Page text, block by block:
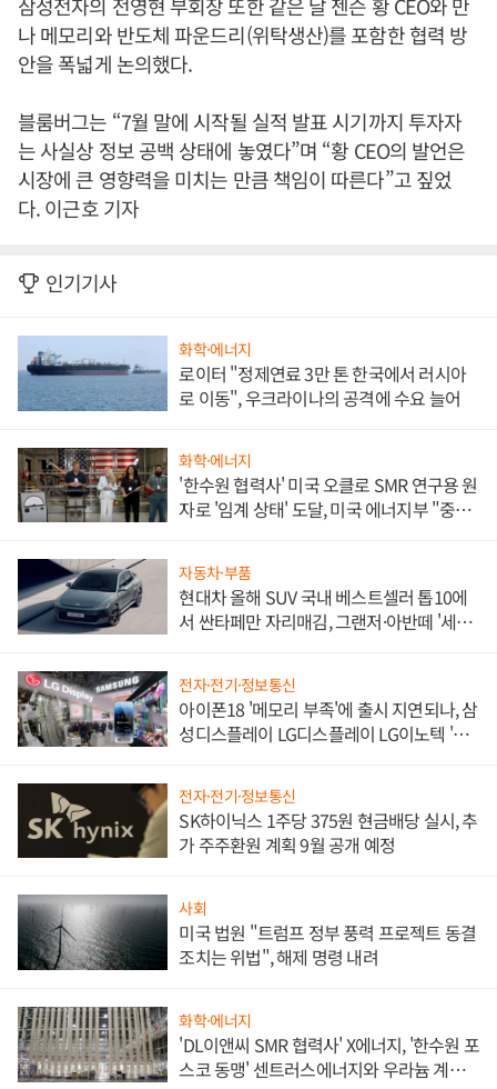
나 메모리와 반도체 파운드리(위탁생산)를 포함한 협력 방
안을 폭넓게 논의했다.
블룸버그는 “7월 말에 시작될 실적 발표 시기까지 투자자
는 사실상 정보 공백 상태에 놓였다”며 “황 CEO의 발언은
시장에 큰 영향력을 미치는 만큼 책임이 따른다”고 짚었
다. 이근호 기자
인기기사
화학·에너지
로이터 "정제연료 3만 톤 한국에서 러시아
로 이동", 우크라이나의 공격에 수요 늘어
화학·에너지
'한수원 협력사' 미국 오클로 SMR 연구용 원
자로 '임계 상태' 도달, 미국 에너지부 "중요
자동차·부품
현대차 올해 SUV 국내 베스트셀러 톱10에
서 싼타페만 자리매김, 그랜저·아반떼 '세단
전자·전기·정보통신
아이폰18 '메모리 부족'에 출시 지연되나, 삼
성디스플레이 LG디스플레이 LG이노텍 '탈
전자·전기·정보통신
SK하이닉스 1주당 375원 현금배당 실시, 추
가 주주환원 계획 9월 공개 예정
사회
미국 법원 "트럼프 정부 풍력 프로젝트 동결
조치는 위법", 해제 명령 내려
화학·에너지
'DL이앤씨 SMR 협력사' X에너지, '한수원 포
스코 동맹' 센트러스에너지와 우라늄 계약